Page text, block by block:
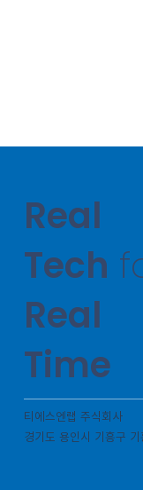
Real
Tech
Real
Time
티에스엔랩 주식회사
경기도 용인시 기흥구